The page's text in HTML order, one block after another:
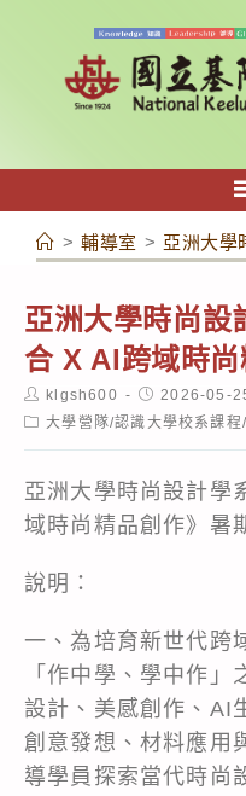
容
> 輔導室 > 亞洲大學
亞洲大學時尚設
合 X AI跨域時尚
Post
author:
klgsh600
Post
published:
2026-05-
Post大學營隊/認識大學校系課程
亞洲大學時尚設計學
域時尚精品創作》暑
說明：
一、為培育新世代跨
「作中學、學中作
設計、美感創作、AI
創意發想、材料應用
導學員探索當代時尚